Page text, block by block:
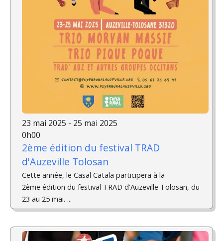
23 mai 2025 - 25 mai 2025
0h00
2ème édition du festival TRAD
d'Auzeville Tolosan
Cette année, le Casal Catala participera à la
2ème édition du festival TRAD d'Auzeville Tolosan, du
23 au 25 mai. ­...